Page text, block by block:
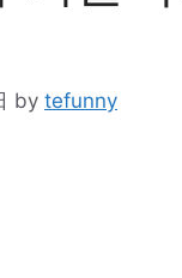
by tefunny